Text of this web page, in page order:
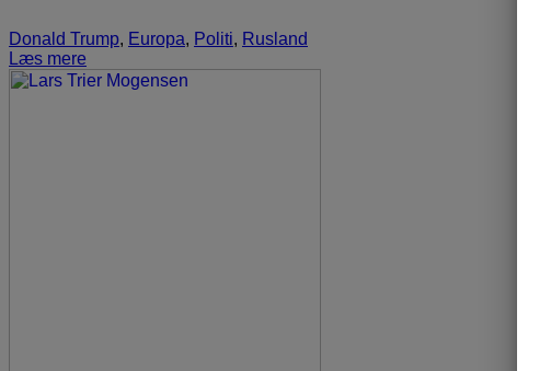
Donald Trump, Europa, Politi, Rusland
Læs mere